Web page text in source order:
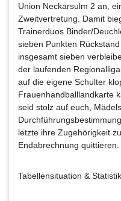
Union Neckarsulm 2 an,
Zweitvertretung. Damit
Trainerduos Binder/
sieben Punkten
insgesamt sieben
der laufenden
auf die eigene Schulter
Frauenhandballlandkarte
seid stolz auf euch,
letzte ihre Zugehörigkeit
Endabrechnung quittieren.
Tabellensituation &